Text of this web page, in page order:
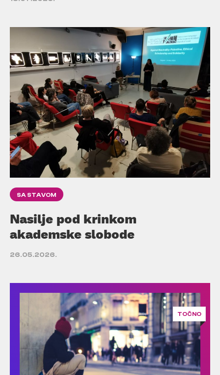
SA STAVOM
Nasilje pod krinkom
akademske slobode
26.05.2026.
TOČNO